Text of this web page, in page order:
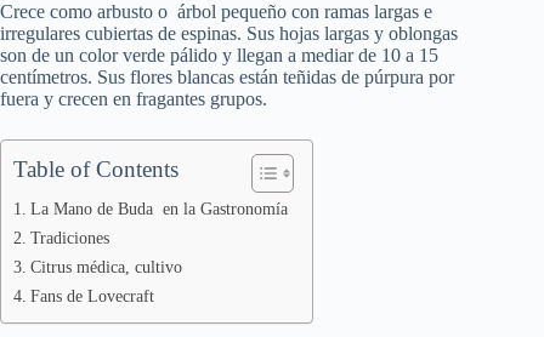
Crece como arbusto o árbol pequeño con ramas largas e
irregulares cubiertas de espinas. Sus hojas largas y oblongas
son de un color verde pálido y llegan a mediar de 10 a 15
centímetros. Sus flores blancas están teñidas de púrpura por
fuera y crecen en fragantes grupos.
Table of Contents
La Mano de Buda en la Gastronomía
Tradiciones
Citrus médica, cultivo
Fans de Lovecraft